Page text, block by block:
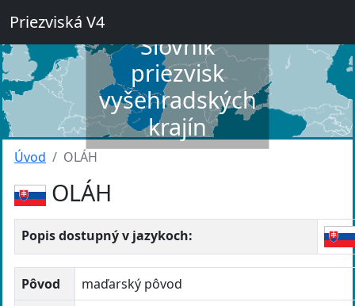
Priezviská V4
Slovník
priezvisk
vyšehradských
krajín
Úvod OLÁH
OLÁH
Popis dostupný v jazykoch:
Pôvod
maďarský pôvod